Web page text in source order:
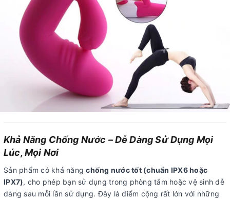
Khả Năng Chống Nước – Dễ Dàng Sử Dụng Mọi
Lúc, Mọi Nơi
Sản phẩm có khả năngchống nước tốt (chuẩn IPX6 hoặc
IPX7), cho phép bạn sử dụng trong phòng tắm hoặc vệ sinh dễ
dàng sau mỗi lần sử dụng. Đây là điểm cộng rất lớn với những